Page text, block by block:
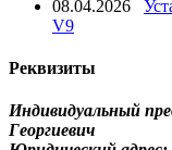
08.04.2026
V9
Реквизиты
Индивидуальный
Георгиевич